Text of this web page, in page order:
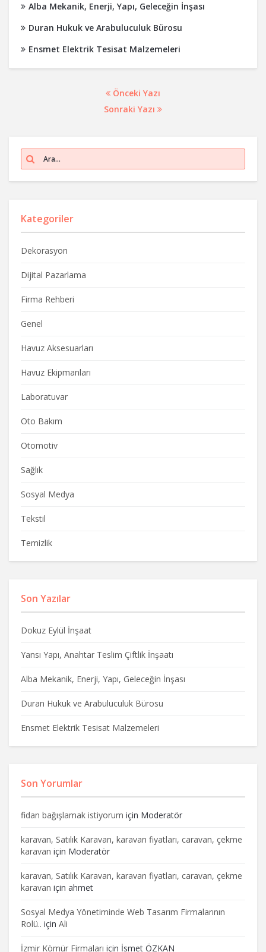
Alba Mekanik, Enerji, Yapı, Geleceğin İnşası
Duran Hukuk ve Arabuluculuk Bürosu
Ensmet Elektrik Tesisat Malzemeleri
Önceki Yazı
Sonraki Yazı
Kategoriler
Dekorasyon
Dijital Pazarlama
Firma Rehberi
Genel
Havuz Aksesuarları
Havuz Ekipmanları
Laboratuvar
Oto Bakım
Otomotiv
Sağlık
Sosyal Medya
Tekstil
Temizlik
Son Yazılar
Dokuz Eylül İnşaat
Yansı Yapı, Anahtar Teslim Çiftlik İnşaatı
Alba Mekanik, Enerji, Yapı, Geleceğin İnşası
Duran Hukuk ve Arabuluculuk Bürosu
Ensmet Elektrik Tesisat Malzemeleri
Son Yorumlar
fidan bağışlamak istiyorum için Moderatör
karavan, Satılık Karavan, karavan fiyatları, caravan, çekme
karavan için Moderatör
karavan, Satılık Karavan, karavan fiyatları, caravan, çekme
karavan için ahmet
Sosyal Medya Yönetiminde Web Tasarım Firmalarının
Rolü.. için Ali
İzmir Kömür Firmaları için İsmet ÖZKAN